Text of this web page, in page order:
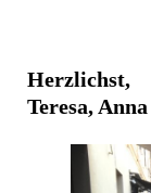
Herzlichst,
Teresa,